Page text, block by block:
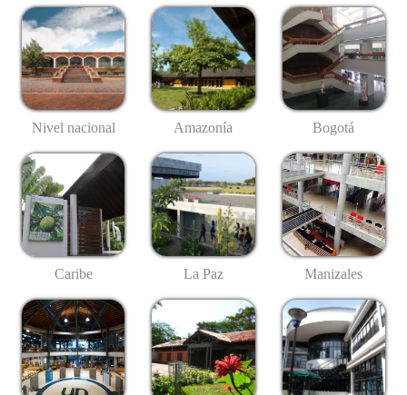
Nivel nacional Amazonía Bogotá
Caribe La Paz Manizales